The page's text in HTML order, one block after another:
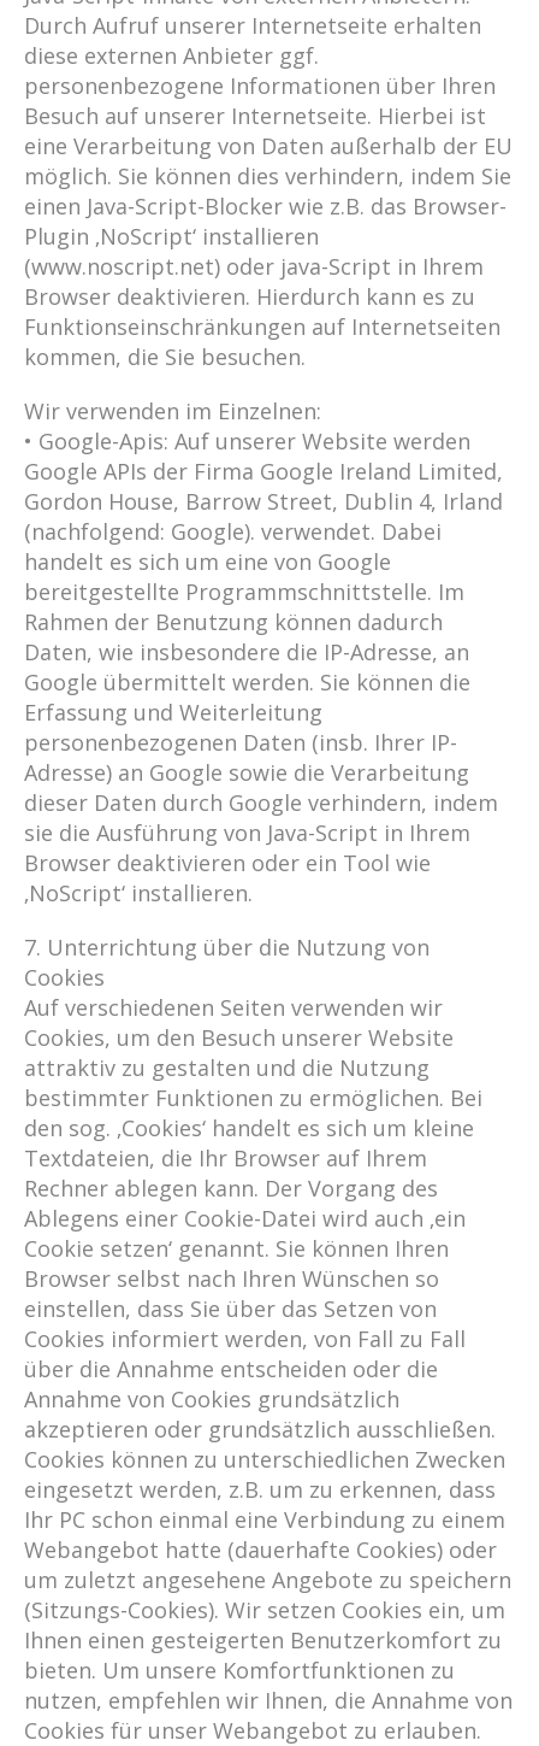
Durch Aufruf unserer Internetseite erhalten
diese externen Anbieter ggf.
personenbezogene Informationen über Ihren
Besuch auf unserer Internetseite. Hierbei ist
eine Verarbeitung von Daten außerhalb der EU
möglich. Sie können dies verhindern, indem Sie
einen Java-Script-Blocker wie z.B. das Browser-
Plugin ‚NoScript‘ installieren
(www.noscript.net) oder java-Script in Ihrem
Browser deaktivieren. Hierdurch kann es zu
Funktionseinschränkungen auf Internetseiten
kommen, die Sie besuchen.
Wir verwenden im Einzelnen:
• Google-Apis: Auf unserer Website werden
Google APIs der Firma Google Ireland Limited,
Gordon House, Barrow Street, Dublin 4, Irland
(nachfolgend: Google). verwendet. Dabei
handelt es sich um eine von Google
bereitgestellte Programmschnittstelle. Im
Rahmen der Benutzung können dadurch
Daten, wie insbesondere die IP-Adresse, an
Google übermittelt werden. Sie können die
Erfassung und Weiterleitung
personenbezogenen Daten (insb. Ihrer IP-
Adresse) an Google sowie die Verarbeitung
dieser Daten durch Google verhindern, indem
sie die Ausführung von Java-Script in Ihrem
Browser deaktivieren oder ein Tool wie
‚NoScript‘ installieren.
7. Unterrichtung über die Nutzung von
Cookies
Auf verschiedenen Seiten verwenden wir
Cookies, um den Besuch unserer Website
attraktiv zu gestalten und die Nutzung
bestimmter Funktionen zu ermöglichen. Bei
den sog. ‚Cookies‘ handelt es sich um kleine
Textdateien, die Ihr Browser auf Ihrem
Rechner ablegen kann. Der Vorgang des
Ablegens einer Cookie-Datei wird auch ‚ein
Cookie setzen‘ genannt. Sie können Ihren
Browser selbst nach Ihren Wünschen so
einstellen, dass Sie über das Setzen von
Cookies informiert werden, von Fall zu Fall
über die Annahme entscheiden oder die
Annahme von Cookies grundsätzlich
akzeptieren oder grundsätzlich ausschließen.
Cookies können zu unterschiedlichen Zwecken
eingesetzt werden, z.B. um zu erkennen, dass
Ihr PC schon einmal eine Verbindung zu einem
Webangebot hatte (dauerhafte Cookies) oder
um zuletzt angesehene Angebote zu speichern
(Sitzungs-Cookies). Wir setzen Cookies ein, um
Ihnen einen gesteigerten Benutzerkomfort zu
bieten. Um unsere Komfortfunktionen zu
nutzen, empfehlen wir Ihnen, die Annahme von
Cookies für unser Webangebot zu erlauben.